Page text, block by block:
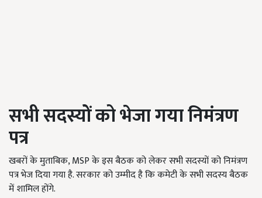
सभी सदस्यों को भेजा गया निमंत्रण
पत्र
खबरों के मुताबिक, MSP के इस बैठक को लेकर सभी सदस्यों को निमंत्रण
पत्र भेज दिया गया है. सरकार को उम्मीद है कि कमेटी के सभी सदस्य बैठक
में शामिल होंगे.